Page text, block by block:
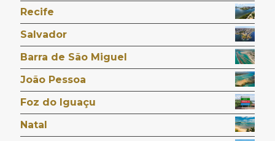
Recife
Salvador
Barra de São Miguel
João Pessoa
Foz do Iguaçu
Natal